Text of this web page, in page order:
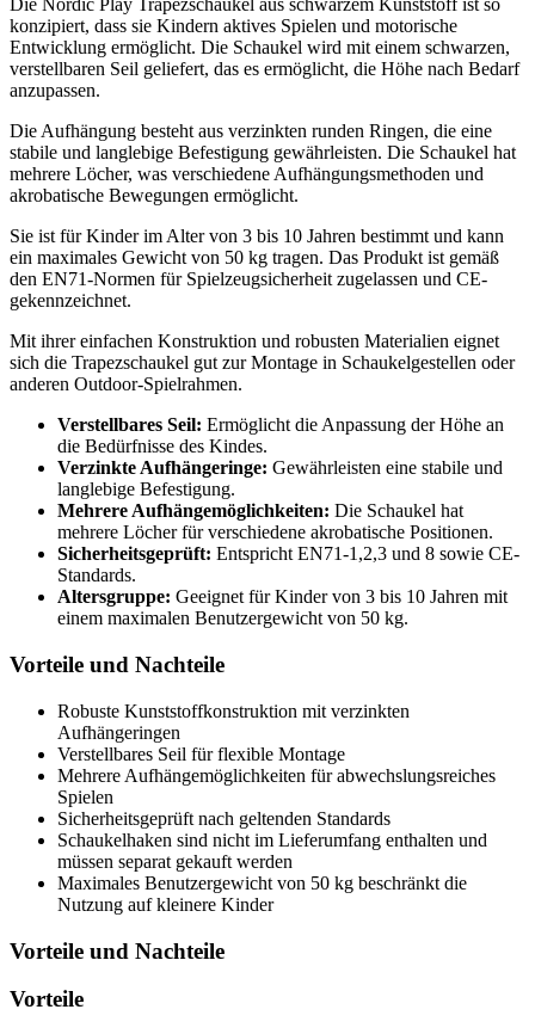
Die Nordic Play Trapezschaukel aus schwarzem Kunststoff ist so
konzipiert, dass sie Kindern aktives Spielen und motorische
Entwicklung ermöglicht. Die Schaukel wird mit einem schwarzen,
verstellbaren Seil geliefert, das es ermöglicht, die Höhe nach Bedarf
anzupassen.
Die Aufhängung besteht aus verzinkten runden Ringen, die eine
stabile und langlebige Befestigung gewährleisten. Die Schaukel hat
mehrere Löcher, was verschiedene Aufhängungsmethoden und
akrobatische Bewegungen ermöglicht.
Sie ist für Kinder im Alter von 3 bis 10 Jahren bestimmt und kann
ein maximales Gewicht von 50 kg tragen. Das Produkt ist gemäß
den EN71-Normen für Spielzeugsicherheit zugelassen und CE-
gekennzeichnet.
Mit ihrer einfachen Konstruktion und robusten Materialien eignet
sich die Trapezschaukel gut zur Montage in Schaukelgestellen oder
anderen Outdoor-Spielrahmen.
Verstellbares Seil: Ermöglicht die Anpassung der Höhe an
die Bedürfnisse des Kindes.
Verzinkte Aufhängeringe: Gewährleisten eine stabile und
langlebige Befestigung.
Mehrere Aufhängemöglichkeiten: Die Schaukel hat
mehrere Löcher für verschiedene akrobatische Positionen.
Sicherheitsgeprüft: Entspricht EN71-1,2,3 und 8 sowie CE-
Standards.
Altersgruppe: Geeignet für Kinder von 3 bis 10 Jahren mit
einem maximalen Benutzergewicht von 50 kg.
Vorteile und Nachteile
Robuste Kunststoffkonstruktion mit verzinkten
Aufhängeringen
Verstellbares Seil für flexible Montage
Mehrere Aufhängemöglichkeiten für abwechslungsreiches
Spielen
Sicherheitsgeprüft nach geltenden Standards
Schaukelhaken sind nicht im Lieferumfang enthalten und
müssen separat gekauft werden
Maximales Benutzergewicht von 50 kg beschränkt die
Nutzung auf kleinere Kinder
Vorteile und Nachteile
Vorteile